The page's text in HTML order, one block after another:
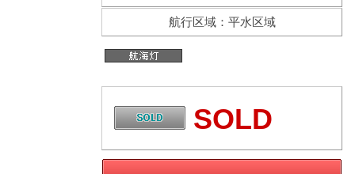
航行区域：平水区域
SOLD